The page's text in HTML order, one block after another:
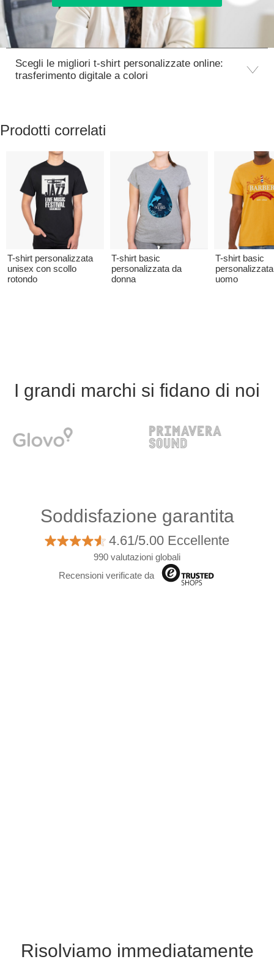
Scegli le migliori t-shirt personalizzate online:
trasferimento digitale a colori
Prodotti correlati
T-shirt personalizzata
unisex con scollo
rotondo
T-shirt basic
personalizzata da
donna
T-shirt basic
uomo
I grandi marchi si fidano di noi
Soddisfazione garantita
4.61/5.00 Eccellente
990 valutazioni globali
Recensioni verificate da
Risolviamo immediatamente